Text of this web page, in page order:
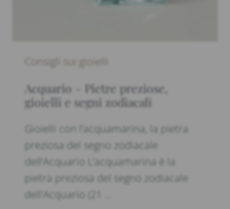
Consigli sui gioielli
Acquario – Pietre preziose,
gioielli e segni zodiacali
Gioielli con l’acquamarina, la pietra
preziosa del segno zodiacale
dell’Acquario L’acquamarina è la
pietra preziosa del segno zodiacale
dell’Acquario (21 …